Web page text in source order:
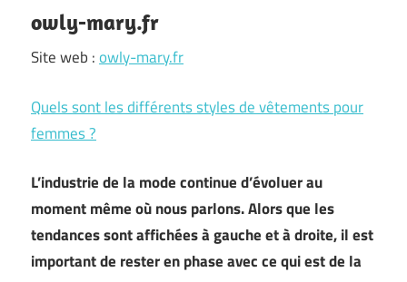
owly-mary.fr
Site web :owly-mary.fr
Quels sont les différents styles de vêtements pour
femmes ?
L’industrie de la mode continue d’évoluer au
moment même où nous parlons. Alors que les
tendances sont affichées à gauche et à droite, il est
important de rester en phase avec ce qui est de la